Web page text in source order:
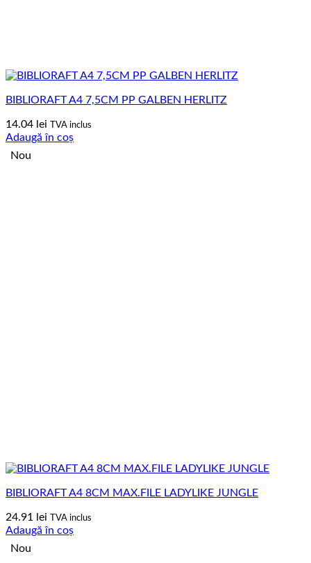
BIBLIORAFT A4 7,5CM PP GALBEN HERLITZ
14.04 lei TVA inclus
Adaugă în coș
Nou
BIBLIORAFT A4 8CM MAX.FILE LADYLIKE JUNGLE
24.91 lei TVA inclus
Adaugă în coș
Nou